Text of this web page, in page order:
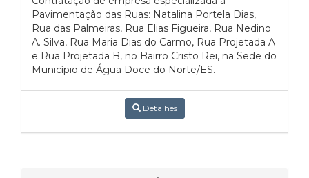
Pavimentação das Ruas: Natalina Portela Dias,
Rua das Palmeiras, Rua Elias Figueira, Rua Nedino
A. Silva, Rua Maria Dias do Carmo, Rua Projetada A
e Rua Projetada B, no Bairro Cristo Rei, na Sede do
Município de Água Doce do Norte/ES.
Detalhes